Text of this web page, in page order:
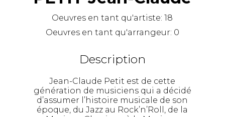
Oeuvres en tant qu'artiste:18
Oeuvres en tant qu'arrangeur: 0
Description
Jean-Claude Petit est de cette
génération de musiciens qui a décidé
d’assumer l’histoire musicale de son
époque, du Jazz au Rock’n’Roll, de la